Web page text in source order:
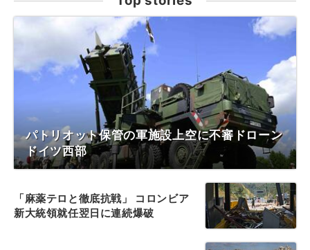
パトリオット保管の軍施設上空に不審ドローン
ドイツ西部
「麻薬テロと徹底抗戦」 コロンビア
新大統領就任翌日に連続爆破